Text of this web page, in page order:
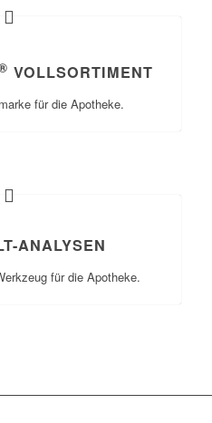
VOLLSORTIMENT
für die Apotheke.
ANALYSEN
für die Apotheke.